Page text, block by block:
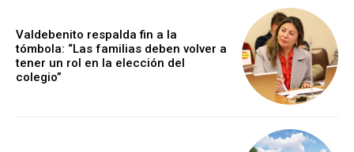
Valdebenito respalda fin a la
tómbola: “Las familias deben volver a
tener un rol en la elección del
colegio”